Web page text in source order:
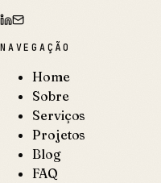
NAVEGAÇÃO
Home
Sobre
Serviços
Projetos
Blog
FAQ